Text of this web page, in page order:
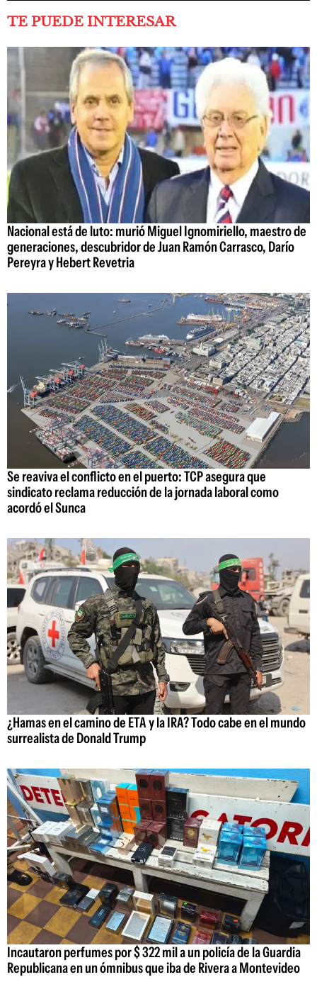
TE PUEDE INTERESAR
Nacional está de luto: murió Miguel Ignomiriello, maestro de
generaciones, descubridor de Juan Ramón Carrasco, Darío
Pereyra y Hebert Revetria
Se reaviva el conflicto en el puerto: TCP asegura que
sindicato reclama reducción de la jornada laboral como
acordó el Sunca
¿Hamas en el camino de ETA y la IRA? Todo cabe en el mundo
surrealista de Donald Trump
Incautaron perfumes por $ 322 mil a un policía de la Guardia
Republicana en un ómnibus que iba de Rivera a Montevideo